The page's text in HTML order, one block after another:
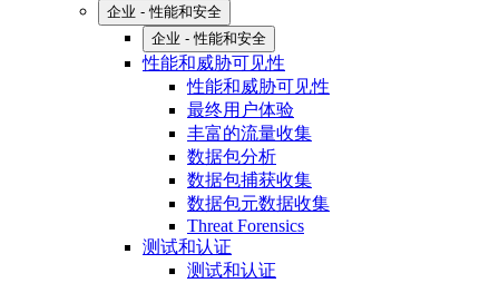
企业 - 性能和安全
企业 - 性能和安全
性能和威胁可见性
性能和威胁可见性
最终用户体验
丰富的流量收集
数据包分析
数据包捕获收集
数据包元数据收集
Threat Forensics
测试和认证
测试和认证